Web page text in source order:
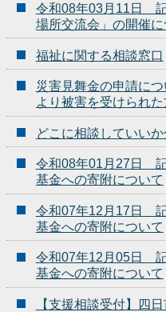
令和08年03月11日
場所交流会」の開催に
福祉に関する相談窓口
災害見舞金の申請に
より被害を受けられた
どこに相談していい
令和08年01月27日
基金への寄附について
令和07年12月17日
基金への寄附について
令和07年12月05日
基金への寄附について
【支援相談受付】四